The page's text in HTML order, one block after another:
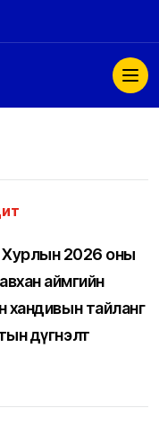
Хурлын 2026 оны
аймгийн
хандивын тайланг
дүгнэлт